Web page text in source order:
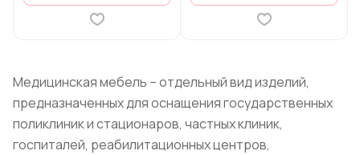
Медицинская мебель – отдельный вид изделий,
предназначенных для оснащения государственных
поликлиник и стационаров, частных клиник,
госпиталей, реабилитационных центров,